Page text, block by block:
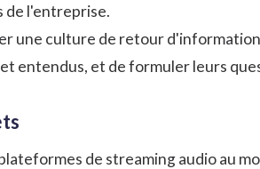
de l'entreprise.
une culture de retour
entendus, et de formuler leurs
de streaming audio au